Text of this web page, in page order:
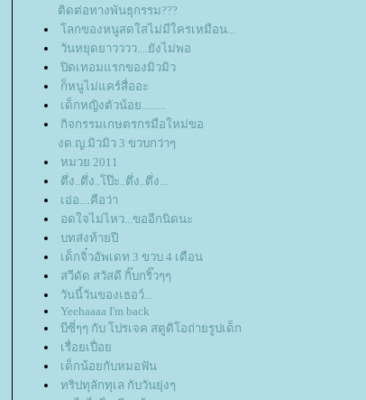
ติดต่อทางพันธุกรรม???
ลกของหนูสดใสไม่มีใครเหมือน...
วันหยุดยาวววว....ยังไม่พอ
ปิดเทอมแรกของมิวมิว
ก็หนูไม่แคร์สื่ออะ
เด็กหญิงตัวน้อย.........
กิจกรรมเกษตรกรมือใหม่ขอ
งด.ญ.มิวมิว 3 ขวบกว่าๆ
หมวย 2011
ตึ่ง..ตึ่ง..โป๊ะ..ตึ่ง..ตึ่ง...
เอ่อ....คือว่า
อดใจไม่ไหว...ขออีกนิดนะ
บทส่งท้ายปี
เด็กจิ๋วอัพเดท 3 ขวบ 4 เดือน
สวีดัด สวัสดี กิ๊บกริ๊วๆๆ
วันนี้วันของเธอว์...
Yeehaaaa I'm back
บีซี่ๆๆ กับ โปรเจค สตูดิโอถ่ายรูปเด็ก
เรื่อยเปื่อ
เด็กน้อยกับหมอฟัน
ทริปทุลักทุเล กับวันยุ่งๆ